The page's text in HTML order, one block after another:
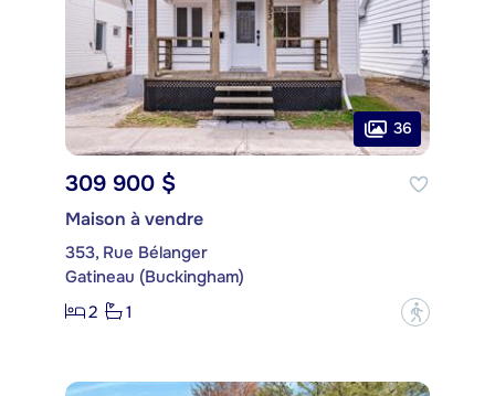
36
309 900 $
Maison à vendre
353, Rue Bélanger
Gatineau (Buckingham)
2
1 ?